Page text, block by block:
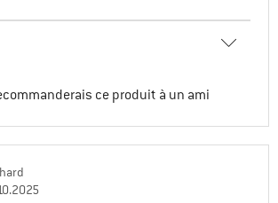
ce produit à un ami